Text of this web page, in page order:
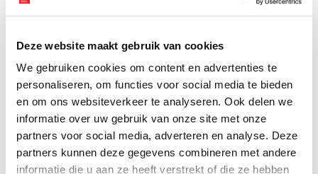
Deze website maakt gebruik van cookies
We gebruiken cookies om content en advertenties te
personaliseren, om functies voor social media te bieden
en om ons websiteverkeer te analyseren. Ook delen we
informatie over uw gebruik van onze site met onze
partners voor social media, adverteren en analyse. Deze
partners kunnen deze gegevens combineren met andere
informatie die u aan ze heeft verstrekt of die ze hebben
Niek Bruynzeel studeerde aan de Gerrit Rietveld Academie
(1976–1982) en werkt in uiteenlopende disciplines. Op deze
expositie toont hij zijn tekeningen. In zijn werk zien we een
combinatie van natuurlijke elementen en organische fragmenten.
Er lijkt geen logica in te zitten en toch oogt het werk
evenwichtig. Tekenen is voor hem reizen, spelen met vormen en
een overduidelijke liefde voor het materiaal.